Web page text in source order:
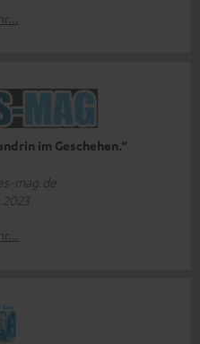
im Geschehen.“
mag.de